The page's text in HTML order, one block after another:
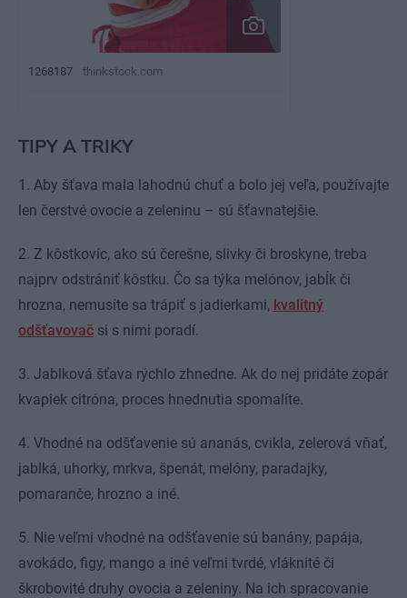
1268187 thinkstock.com
TIPY A TRIKY
1. Aby šťava mala lahodnú chuť a bolo jej veľa, používajte
len čerstvé ovocie a zeleninu – sú šťavnatejšie.
2. Z kôstkovíc, ako sú čerešne, slivky či broskyne, treba
najprv odstrániť kôstku. Čo sa týka melónov, jabĺk či
hrozna, nemusíte sa trápiť s jadierkami, kvalitný
odšťavovač si s nimi poradí.
3. Jablková šťava rýchlo zhnedne. Ak do nej pridáte zopár
kvapiek citróna, proces hnednutia spomalíte.
4. Vhodné na odšťavenie sú ananás, cvikla, zelerová vňať,
jablká, uhorky, mrkva, špenát, melóny, paradajky,
pomaranče, hrozno a iné.
5. Nie veľmi vhodné na odšťavenie sú banány, papája,
avokádo, figy, mango a iné veľmi tvrdé, vláknité či
škrobovité druhy ovocia a zeleniny. Na ich spracovanie